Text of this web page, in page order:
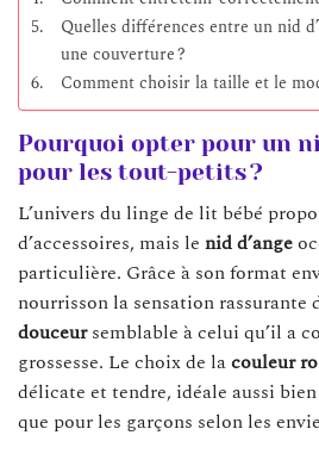
Quelles différences entre un nid
une couverture ?
Comment choisir la taille et le
Pourquoi opter pour un
pour les tout-petits ?
L’univers du linge de lit bébé
d’accessoires, mais le nid d’ange
particulière. Grâce à son format
nourrisson la sensation rassurante
douceursemblable à celui qu’il a
grossesse. Le choix de lacouleur
délicate et tendre, idéale aussi
que pour les garçons selon les